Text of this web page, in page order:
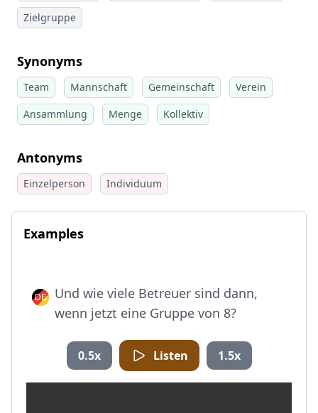
Zielgruppe
Synonyms
Team Mannschaft Gemeinschaft
Verein
Ansammlung
Menge Kollektiv
Antonyms
Einzelperson Individuum
Examples
Und wie viele Betreuer sind dann,
wenn jetzt eine Gruppe von 8?
0.5x Listen 1.5x